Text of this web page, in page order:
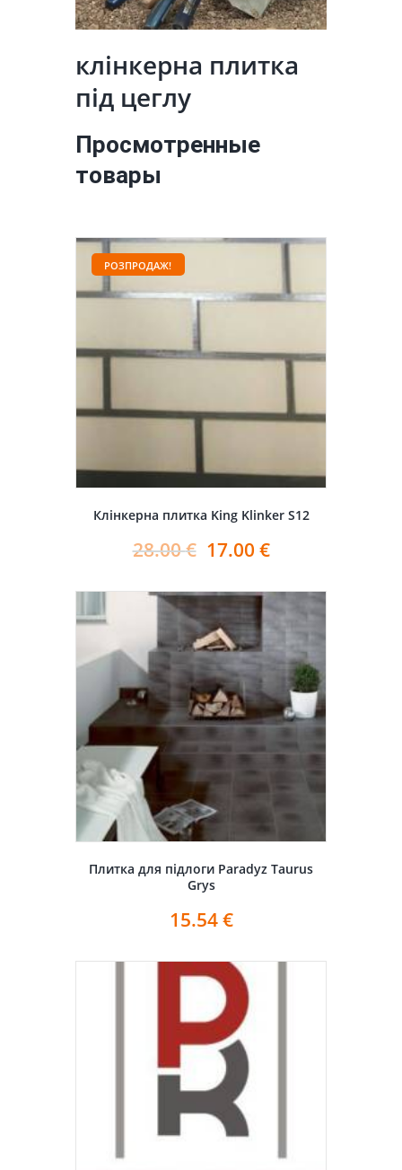
клінкерна плитка
під цеглу
Просмотренные
товары
РОЗПРОДАЖ!
Клінкерна плитка King Klinker S12
28.00€ 17.00 €
Плитка для підлоги Paradyz Taurus
Grys
15.54€